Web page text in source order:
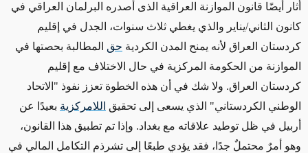
أثار أيضًا قانون الموازنة العراقية الذى أصدره البرلمان العراقي في
كانون الثاني/يناير والذي يغطي ثلاث سنوات، الجدل في إقليم
كردستان العراق لأنه يمنح المدن الكردية حق المطالبة بحصتها في
الموازنة من الحكومة المركزية في حال الاختلاف مع إقليم
كردستان العراق. ولا شك في أن هذه الخطوة تعزز نفوذ "الاتحاد
الوطني الكردستاني" الذي يسعى إلى تحقيق اللامركزية بعيدًا عن
أربيل في ظل توطيد علاقاته مع بغداد. وإذا تم تطبيق هذا القانون،
وهو أمرٌ محتملٌ جدًا، فقد يؤدي طبعًا إلى تشرذم التكامل المالي في